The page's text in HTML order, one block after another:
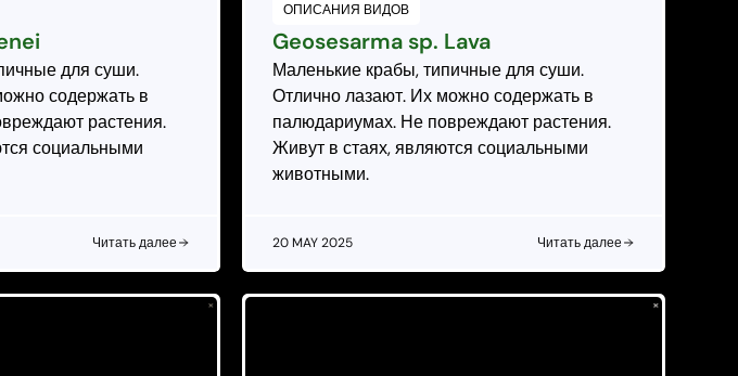
для суши.
содержать в
растения.
социальными
Читать далее
ОПИСАНИЯ ВИДОВ
Geosesarma sp. Lava
Маленькие крабы, типичные для суши.
Отлично лазают. Их можно содержать в
палюдариумах. Не повреждают растения.
Живут в стаях, являются социальными
животными.
20 MAY 2025 Читать далее